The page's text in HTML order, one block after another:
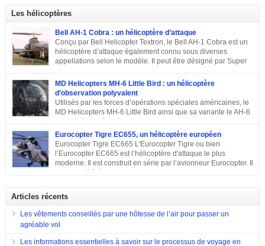
que le succès viendra bientôt. Quatre ans plus tard, les premières
commandes étrangères sont signées et depuis, le constructeur multiplie les
exportations. Tour d’horizon sur les exportations du Rafale …
Les hélicoptères
Bell AH-1 Cobra : un hélicoptère d’attaque
Conçu par Bell Helicopter Textron, le Bell AH-1 Cobra est un
hélicoptère d’attaque également connu sous diverses
appellations selon le modèle. Il peut être désigné par Super
Cobra, Snake ou encore Viper. Le modèle premier était doté de la même
motorisation, de la même transmission et du même rotor principal que le
Bell UH-1 Iroquois. Cet appareil a effectué son premier vol en septembre
1965, est entré en service en 1967 et est toujours en service dans quelques
pays. Sa conception C’est en 1962 que Bell décide de construire un
MD Helicopters MH-6 Little Bird : un hélicoptère
d’observation polyvalent
Utilisés par les forces d’opérations spéciales américaines, le
MD Helicopters MH-6 Little Bird ainsi que sa variante le AH-6
du Hughes MD 500. Il a été conçu par l’avionneur américain MD
Helicopters. Sa conception Lorsqu’en 1960, l’armée américaine a évoqué
son souhait de développer un hélicoptère léger d’observation qui serait
également capable d’endosser divers rôles, de nombreuses compagnies
sont entrées en compétition pour remporter le projet. Parmi elles, il y a eu
Eurocopter Tigre EC655, un hélicoptère européen
Eurocopter Tigre EC665 L'Eurocopter Tigre ou bien
l’Eurocopter EC665 est l’hélicoptère d'attaque le plus
moderne. Il est construit en série par l’avionneur Eurocopter. Il
construit afin d’assurer les missions d’appui à proximité immédiate des
forces terrestres. Il a été utilisé en 2009 lors de la guerre en Afghanistan.
Eurocopter Tigre EC655
Articles récents
Les vêtements conseillés par une hôtesse de l’air pour passer un
agréable vol
Les informations essentielles à savoir sur le processus de voyage en